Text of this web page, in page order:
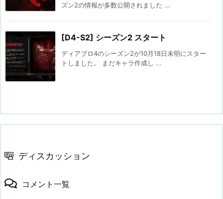
ズン2の情報が多数公開されました ...
[D4-S2] シーズン2 スタート
ディアブロ4のシーズン2が10月18日未明にスター
トしました。 まだキャラ作成し ...
ディスカッション
コメント一覧